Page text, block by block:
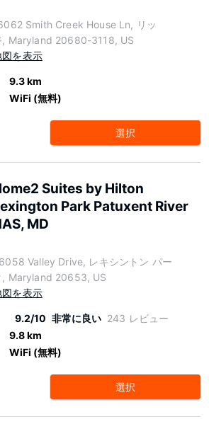
Smith Creek House Ln, リッ
, Maryland 20680-3118, US
図を表示
9.3 km
WiFi (無料)
選択
Suites by Hilton
Park Patuxent River
MD
Valley Drive, レキシントン パー
, Maryland 20653, US
図を表示
9.2/10 非常に良い 243 レビュー
9.8 km
WiFi (無料)
選択